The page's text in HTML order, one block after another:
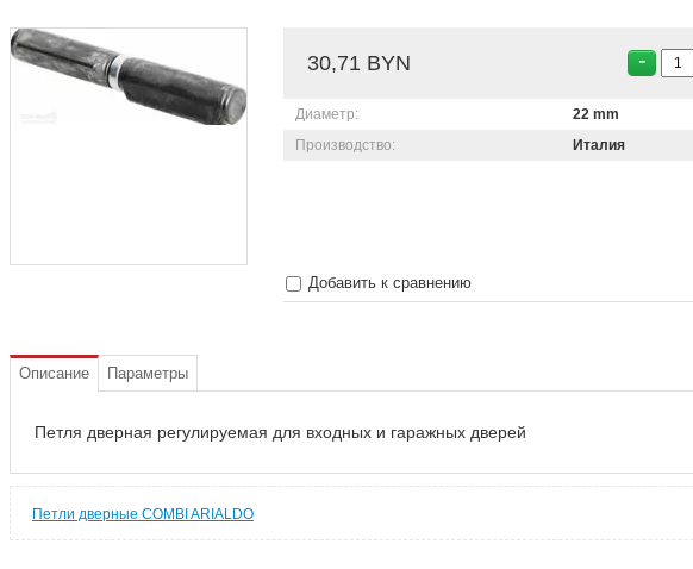
-
30,71 BYN
Диаметр:
22 mm
Производство:
Италия
Добавить к сравнению
Описание Параметры
Петля дверная регулируемая для входных и гаражных дверей
Петли дверные COMBI ARIALDO